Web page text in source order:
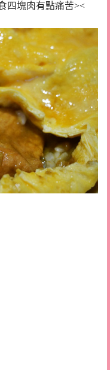
四塊肉有點痛苦><